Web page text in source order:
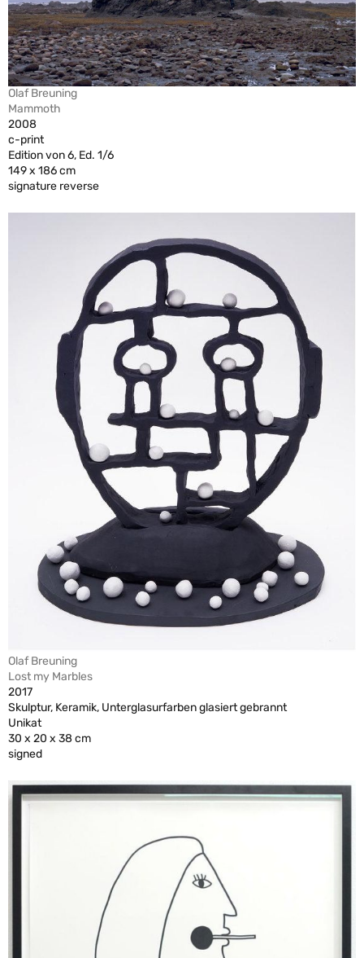
Olaf Breuning
Mammoth
2008
c-print
Edition von 6, Ed. 1/6
149 x 186 cm
signature reverse
Olaf Breuning
Lost my Marbles
2017
Skulptur, Keramik, Unterglasurfarben glasiert gebrannt
Unikat
30 x 20 x 38 cm
signed